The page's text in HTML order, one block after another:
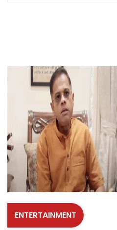
ENTERTAINMENT